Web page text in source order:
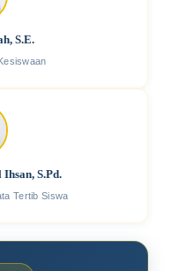
S.E.
S.Pd.
Tertib Siswa